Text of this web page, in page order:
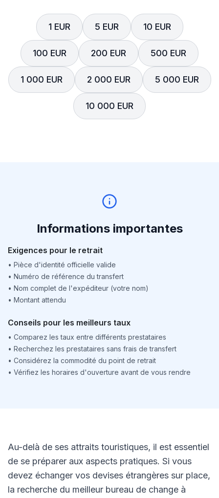
1 EUR 5 EUR 10 EUR
100 EUR 200 EUR 500 EUR
1 000 EUR 2 000 EUR 5 000 EUR
10 000 EUR
Informations importantes
Exigences pour le retrait
• Pièce d'identité officielle valide
• Numéro de référence du transfert
• Nom complet de l'expéditeur (votre nom)
• Montant attendu
Conseils pour les meilleurs taux
• Comparez les taux entre différents prestataires
• Recherchez les prestataires sans frais de transfert
• Considérez la commodité du point de retrait
• Vérifiez les horaires d'ouverture avant de vous rendre
Au-delà de ses attraits touristiques, il est essentiel
de se préparer aux aspects pratiques. Si vous
devez échanger vos devises étrangères sur place,
la recherche du meilleur bureau de change à